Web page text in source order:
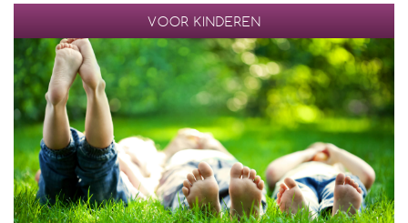
VOOR KINDEREN